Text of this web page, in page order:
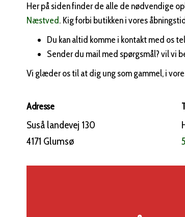
Her på siden finder de alle de nødvendige
Næstved. Kig forbi butikken i vores
Du kan altid komme i kontakt med os
Sender du mail med spørgsmål? vil vi
Vi glæder os til at dig ung som gammel, i
Adresse
Suså landevej 130
4171 Glumsø